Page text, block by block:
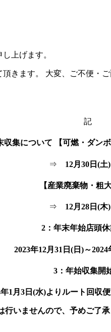
上げます。
きます。 大変、ご不便・
記
収集について 【可燃・ダン
⇒ 12月30日(土
【産業廃棄物・粗
⇒ 12月28日(木
2：年末年始店頭
2023年12月31日(日)～
3：年始収集開
年1月3日(水)よりルート回収
行いませんので、予めご了承